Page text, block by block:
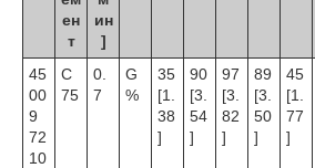
ен
т
ин
]
45
00
9
72
10
C
75
0.
7
G
%
35
[1.
38
]
90
[3.
54
]
97
[3.
82
]
89
[3.
50
]
45
[1.
77
]